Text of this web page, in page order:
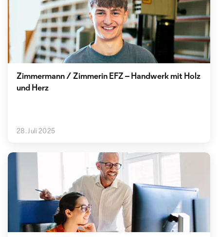
Zimmermann / Zimmerin EFZ – Handwerk mit Holz
und Herz
28. Juli 2025